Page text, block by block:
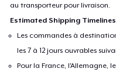
au transporteur pour livraison.
Estimated Shipping
Les commandes à
les 7 à 12 jours ouvrables
Pour la France, l'Allemagne,